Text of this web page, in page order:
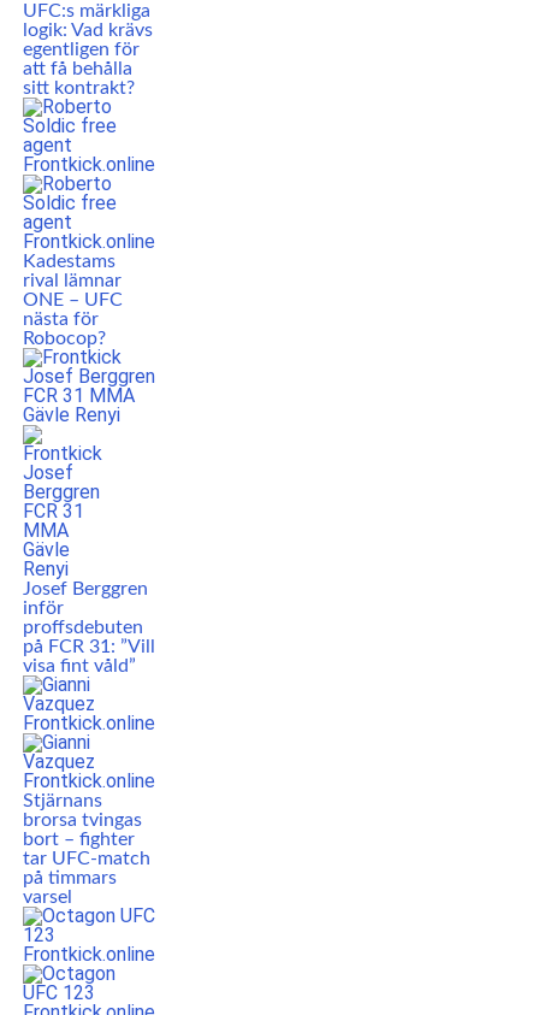
UFC:s märkliga
logik: Vad krävs
egentligen för
att få behålla
sitt kontrakt?
Kadestams
rival lämnar
ONE – UFC
nästa för
Robocop?
Josef Berggren
inför
proffsdebuten
på FCR 31: ”Vill
visa fint våld”
Stjärnans
brorsa tvingas
bort – fighter
tar UFC-match
på timmars
varsel